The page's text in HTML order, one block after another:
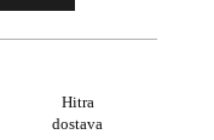
Hitra
dostava